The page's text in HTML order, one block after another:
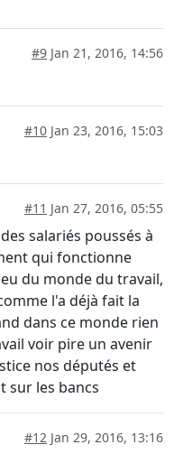
#9 Jan 21, 2016, 14:56
#10 Jan 23, 2016, 15:03
#11 Jan 27, 2016, 05:55
salariés poussés à
qui fonctionne
du monde du travail,
l'a déjà fait la
dans ce monde rien
voir pire un avenir
nos députés et
sur les bancs
#12 Jan 29, 2016, 13:16